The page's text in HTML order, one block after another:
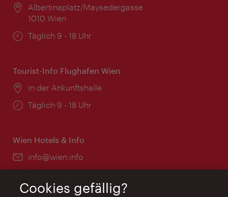
Ort:
Albertinaplatz/Maysedergasse
1010 Wien
Öffnungszeiten:
Täglich 9 - 18 Uhr
Tourist-Info Flughafen Wien
Ort:
in der Ankunftshalle
Öffnungszeiten:
Täglich 9 - 18 Uhr
Wien Hotels & Info
Email:
info@wien.info
Öffnungszeiten:
Montag - Freitag 9 – 17 Uhr
Cookies gefällig?